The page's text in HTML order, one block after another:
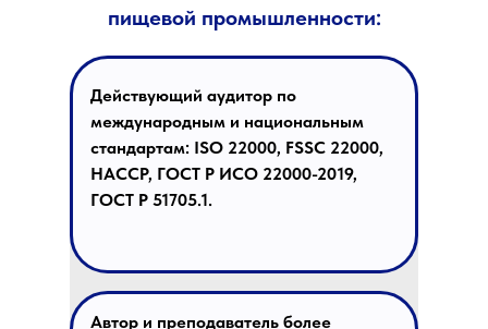
пищевой промышленности:
Действующий аудитор по
международным и национальным
стандартам: ISO 22000, FSSC 22000,
HACCP, ГОСТ Р ИСО 22000-2019,
ГОСТ Р 51705.1.
Автор и преподаватель более